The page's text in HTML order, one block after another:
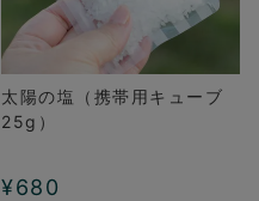
太陽の塩（携帯用キューブ
25g）
¥680